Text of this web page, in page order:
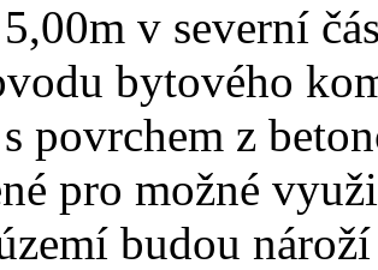
v severní
bytového
povrchem z
pro možné
budou